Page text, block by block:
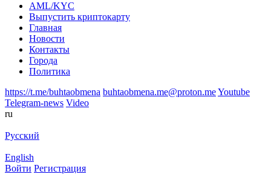
AML/KYC
Выпустить криптокарту
Главная
Новости
Контакты
Города
Политика
https://t.me/buhtaobmena buhtaobmena.me@proton.meYoutube
Telegram-news Video
ru
Русский
English
Войти Регистрация